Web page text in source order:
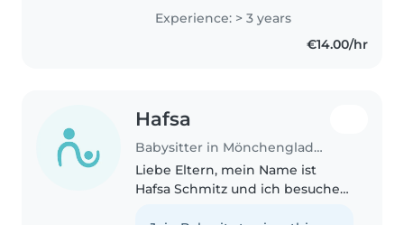
3 Jahren Erfahrung in der
Betreuung. Meine
mehrsprachigen Fähigkeiten
Experience: > 3 years
€14.00/hr
Hafsa
Babysitter in Mönchengladbach
Liebe Eltern, mein Name ist
Hafsa Schmitz und ich besuche